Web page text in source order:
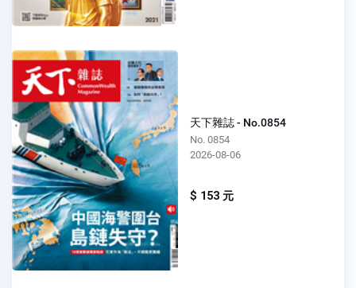
天下雜誌 - No.0854
No. 0854
2026-08-06
$ 153 元